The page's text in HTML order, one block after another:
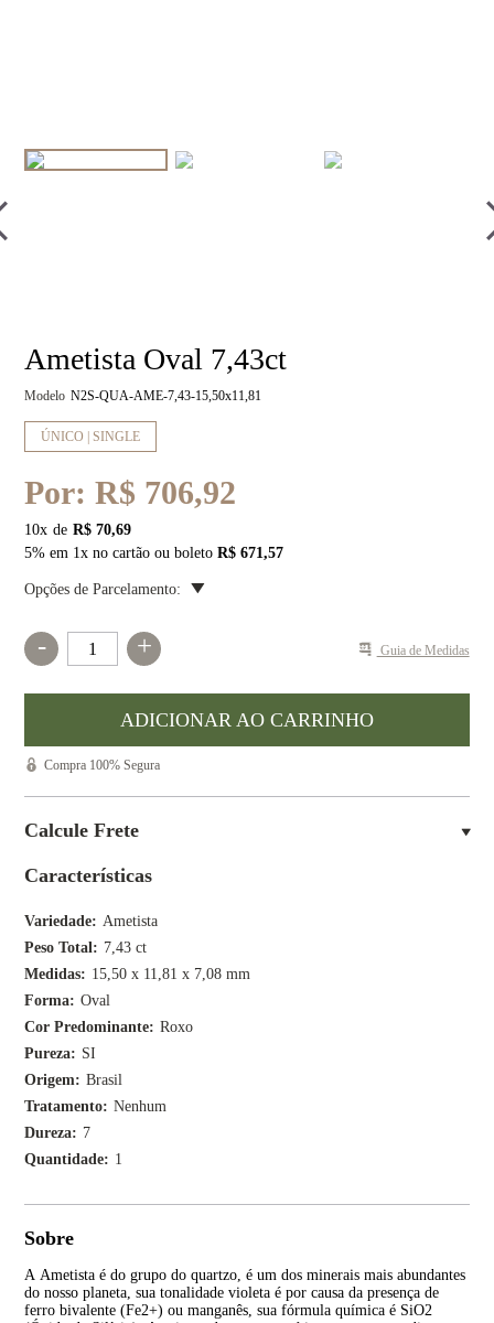
Características
Variedade
Ametista
Peso Total
7,43 ct
Medidas
15,50 x 11,81 x 7,08 mm
Forma
Oval
Cor Predominante
Roxo
Pureza
SI
Origem
Brasil
Tratamento
Nenhum
Dureza
7
Quantidade
1
Sobre
A Ametista é do grupo do quartzo, é um dos minerais mais abundantes
do nosso planeta, sua tonalidade violeta é por causa da presença de
ferro bivalente (Fe2+) ou manganês, sua fórmula química é SiO2
Ametista Oval 7,43ct
Modelo N2S-QUA-AME-7,43-15,50x11,81
ÚNICO | SINGLE
Por:R$ 706,92
10x
R$ 70,69
5% em 1x no cartão ou boletoR$ 671,57
Opções de Parcelamento:
- + Guia de Medidas
Compra 100% Segura
Calcule Frete